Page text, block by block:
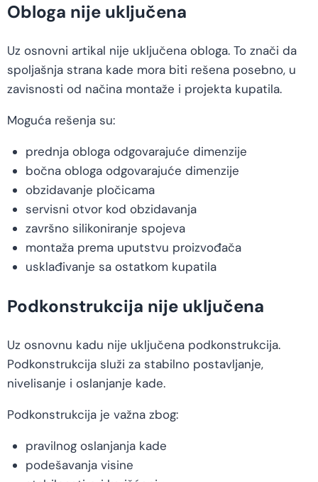
Obloga nije uključena
Uz osnovni artikal nije uključena obloga. To znači da
spoljašnja strana kade mora biti rešena posebno, u
zavisnosti od načina montaže i projekta kupatila.
Moguća rešenja su:
prednja obloga odgovarajuće dimenzije
bočna obloga odgovarajuće dimenzije
obzidavanje pločicama
servisni otvor kod obzidavanja
završno silikoniranje spojeva
montaža prema uputstvu proizvođača
usklađivanje sa ostatkom kupatila
Podkonstrukcija nije uključena
Uz osnovnu kadu nije uključena podkonstrukcija.
Podkonstrukcija služi za stabilno postavljanje,
nivelisanje i oslanjanje kade.
Podkonstrukcija je važna zbog:
pravilnog oslanjanja kade
podešavanja visine